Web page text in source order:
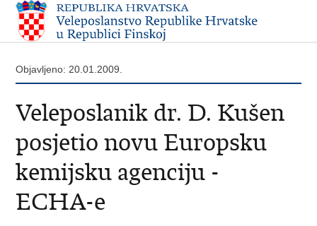
Objavljeno: 20.01.2009.
Veleposlanik dr. D. Kušen
posjetio novu Europsku
kemijsku agenciju -
ECHA-e